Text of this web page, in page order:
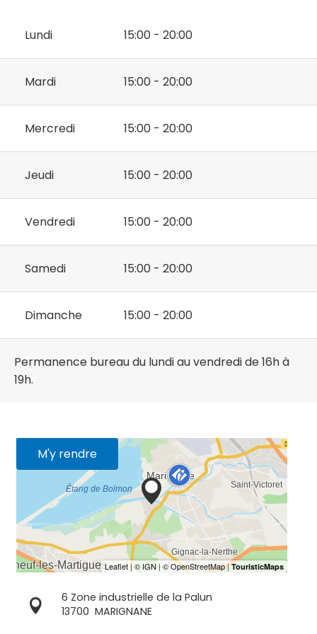
Lundi 15:00 - 20:00
Mardi 15:00 - 20:00
Mercredi 15:00 - 20:00
Jeudi 15:00 - 20:00
Vendredi 15:00 - 20:00
Samedi 15:00 - 20:00
Dimanche 15:00 - 20:00
Permanence bureau du lundi au vendredi de 16h à
19h.
M'y rendre
6 Zone industrielle de la Palun
13700 MARIGNANE